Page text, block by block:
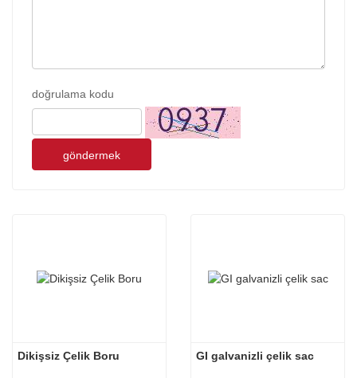
doğrulama kodu
göndermek
Dikişsiz Çelik Boru GI galvanizli çelik sac